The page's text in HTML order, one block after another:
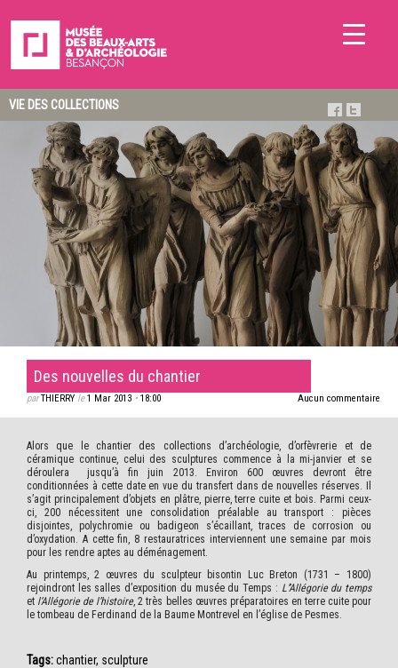
VIE DES COLLECTIONS
Des nouvelles du chantier
parTHIERRY le1 Mar 2013 • 18:00 Aucun commentaire
Alors que le chantier des collections d’archéologie, d’orfèvrerie et de
céramique continue, celui des sculptures commence à la mi-janvier et se
déroulera jusqu’à fin juin 2013. Environ 600 œuvres devront être
conditionnées à cette date en vue du transfert dans de nouvelles réserves. Il
s’agit principalement d’objets en plâtre, pierre, terre cuite et bois. Parmi ceux-
ci, 200 nécessitent une consolidation préalable au transport : pièces
disjointes, polychromie ou badigeon s’écaillant, traces de corrosion ou
d’oxydation. A cette fin, 8 restauratrices interviennent une semaine par mois
pour les rendre aptes au déménagement.
Au printemps, 2 œuvres du sculpteur bisontin Luc Breton (1731 – 1800)
rejoindront les salles d’exposition du musée du Temps : L’’Allégorie du temps
et l’Allégorie de l’histoire, 2 très belles œuvres préparatoires en terre cuite pour
le tombeau de Ferdinand de la Baume Montrevel en l’église de Pesmes.
Tags:chantier, sculpture